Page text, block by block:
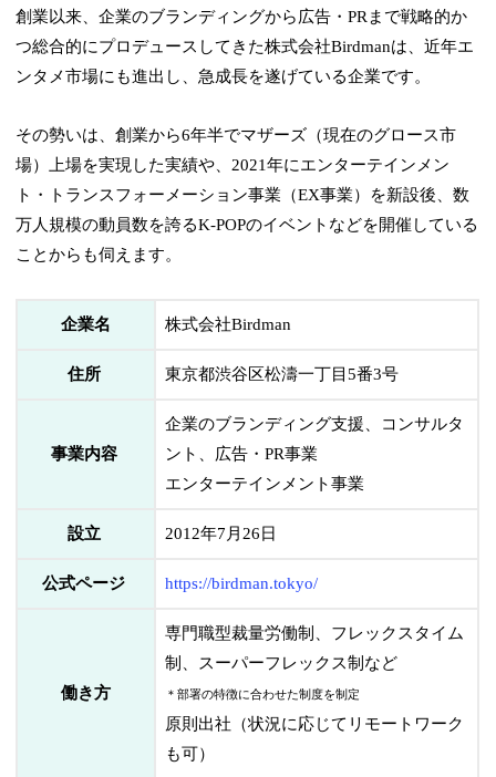
創業以来、企業のブランディングから広告・PRまで戦略的か
つ総合的にプロデュースしてきた株式会社Birdmanは、近年エ
ンタメ市場にも進出し、急成長を遂げている企業です。
その勢いは、創業から6年半でマザーズ（現在のグロース市
場）上場を実現した実績や、2021年にエンターテインメン
ト・トランスフォーメーション事業（EX事業）を新設後、数
万人規模の動員数を誇るK-POPのイベントなどを開催している
ことからも伺えます。
企業名 株式会社Birdman
住所 東京都渋谷区松濤一丁目5番3号
事業内容
企業のブランディング支援、コンサルタ
ント、広告・PR事業
エンターテインメント事業
設立 2012年7月26日
公式ページ https://birdman.tokyo/
働き方
専門職型裁量労働制、フレックスタイム
制、スーパーフレックス制など
＊部署の特徴に合わせた制度を制定
原則出社（状況に応じてリモートワーク
も可）